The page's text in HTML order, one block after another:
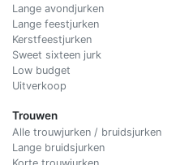
Lange avondjurken
Lange feestjurken
Kerstfeestjurken
Sweet sixteen jurk
Low budget
Uitverkoop
Trouwen
Alle trouwjurken / bruidsjurken
Lange bruidsjurken